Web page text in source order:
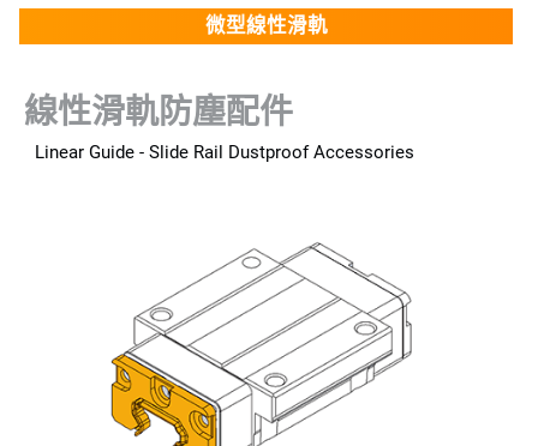
微型線性滑軌
線性滑軌防塵配件
Linear Guide - Slide Rail Dustproof Accessories